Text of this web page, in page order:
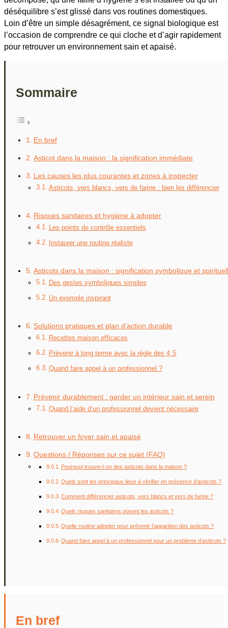
déséquilibre s’est glissé dans vos routines domestiques.
Loin d’être un simple désagrément, ce signal biologique est
l’occasion de comprendre ce qui cloche et d’agir rapidement
pour retrouver un environnement sain et apaisé.
Sommaire
En bref
Asticot dans la maison : la signification immédiate
Les causes les plus courantes et zones à inspecter
Asticots, vers blancs, vers de farine : bien les différencier
Risques sanitaires et hygiène à adopter
Les points de contrôle essentiels
Instaurer une routine réaliste
Asticots dans la maison : signification symbolique et
Des gestes symboliques simples
Un exemple inspirant
Solutions pratiques et plan d’action durable
Recettes maison efficaces
Prévenir à long terme avec la règle des 4 S
Quand faire appel à un professionnel ?
Prévenir durablement : garder un intérieur sain et serein
Quand l’aide d’un professionnel devient nécessaire
Retrouver un foyer sain et apaisé
Questions / Réponses sur ce sujet (FAQ)
Pourquoi trouve-t-on des asticots dans la maison ?
Quels sont les principaux lieux à vérifier en présence d’asticots ?
Comment différencier asticots, vers blancs et vers de farine ?
Quels risques sanitaires posent les asticots ?
Quelle routine adopter pour prévenir l’apparition des asticots ?
Quand faire appel à un professionnel pour un problème d’asticots ?
En bref